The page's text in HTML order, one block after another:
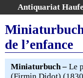
Antiquariat
Home
Gesamtbestand
Erweiterte Suche
Kategorien
de l’enfance
Miniaturbuch – Le